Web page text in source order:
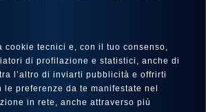
cookie tecnici e, con il tuo consenso,
di profilazione e statistici, anche di
l’altro di inviarti pubblicità e offrirti
preferenze da te manifestate nel
in rete, anche attraverso più